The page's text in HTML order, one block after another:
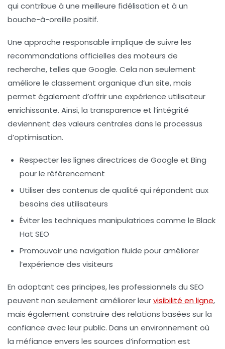
qui contribue à une meilleure fidélisation et à un
bouche-à-oreille positif.
Une approche responsable implique de suivre les
recommandations officielles des moteurs de
recherche, telles que Google. Cela non seulement
améliore le classement organique d’un site, mais
permet également d’offrir une expérience utilisateur
enrichissante. Ainsi, la transparence et l’intégrité
deviennent des valeurs centrales dans le processus
d’optimisation.
Respecter les lignes directrices de Google et Bing
pour le référencement
Utiliser des contenus de qualité qui répondent aux
besoins des utilisateurs
Éviter les techniques manipulatrices comme le Black
Hat SEO
Promouvoir une navigation fluide pour améliorer
l’expérience des visiteurs
En adoptant ces principes, les professionnels du SEO
peuvent non seulement améliorer leurvisibilité en ligne,
mais également construire des relations basées sur la
confiance avec leur public. Dans un environnement où
la méfiance envers les sources d’information est